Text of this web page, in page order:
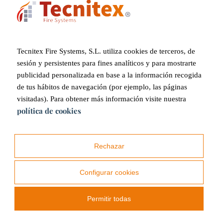
estructuras a menudo no están diseñadas para soportar
cargas adicionales o integrar equipos de extinción, lo que
la propagación del fuego sin alterar la estética original.
Zonas de almacenamiento de objetos de valor
En los edificios históricos, las áreas que albergan obras de
alto riesgo de pérdida irremplazable en caso de incendio.
Además, estos espacios suelen contar con sistemas de
control de clima para preservar los objetos de la
degradación, lo que puede complicar la instalación de
medidas tradicionales de protección contra incendios.
Tecnitex Fire Systems, S.L. utiliza cookies de terceros, de
sesión y persistentes para fines analíticos y para mostrarte
publicidad personalizada en base a la información recogida
de tus hábitos de navegación (por ejemplo, las páginas
visitadas). Para obtener más información visite nuestra
política de cookies
Rechazar
Configurar cookies
Permitir todas